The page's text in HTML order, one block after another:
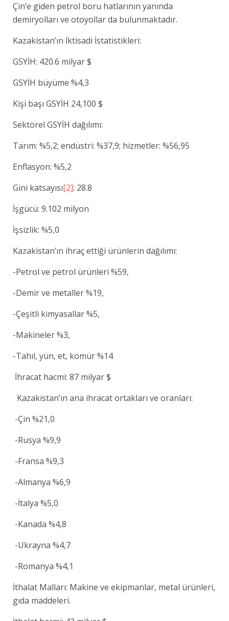
Çin’e giden petrol boru hatlarının yanında
demiryolları ve otoyollar da bulunmaktadır.
Kazakistan’ın İktisadi İstatistikleri:
GSYİH: 420.6 milyar $
GSYİH büyüme %4,3
Kişi başı GSYİH 24,100 $
Sektörel GSYİH dağılımı:
Tarım: %5,2; endüstri: %37,9; hizmetler: %56,95
Enflasyon: %5,2
Gini katsayısı[2]: 28.8
İşgücü: 9.102 milyon
İşsizlik: %5,0
Kazakistan’ın ihraç ettiği ürünlerin dağılımı:
-Petrol ve petrol ürünleri %59,
-Demir ve metaller %19,
-Çeşitli kimyasallar %5,
-Makineler %3,
-Tahıl, yün, et, kömür %14
İhracat hacmi: 87 milyar $
Kazakistan’ın ana ihracat ortakları ve oranları:
-Çin %21,0
-Rusya %9,9
-Fransa %9,3
-Almanya %6,9
-İtalya %5,0
-Kanada %4,8
-Ukrayna %4,7
-Romanya %4,1
İthalat Malları: Makine ve ekipmanlar, metal ürünleri,
gıda maddeleri.